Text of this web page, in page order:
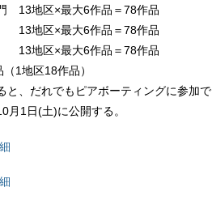
13地区×最大6作品＝78作品
13地区×最大6作品＝78作品
13地区×最大6作品＝78作品
1地区18作品）
と、だれでもピアボーティングに参加で
月1日(土)に公開する。